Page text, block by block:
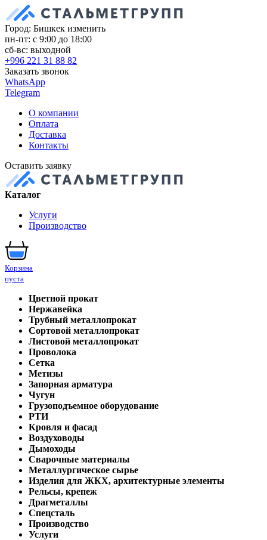
Город: Бишкек изменить
пн-пт: с 9:00 до 18:00
сб-вс: выходной
+996 221 31 88 82
Заказать звонок
WhatsApp
Telegram
О компании
Оплата
Доставка
Контакты
Оставить заявку
Каталог
Услуги
Производство
Корзина
пуста
Цветной прокат
Нержавейка
Трубный металлопрокат
Сортовой металлопрокат
Листовой металлопрокат
Проволока
Сетка
Метизы
Запорная арматура
Чугун
Грузоподъемное оборудование
РТИ
Кровля и фасад
Воздуховоды
Дымоходы
Сварочные материалы
Металлургическое сырье
Изделия для ЖКХ, архитектурные элементы
Рельсы, крепеж
Драгметаллы
Спецсталь
Производство
Услуги